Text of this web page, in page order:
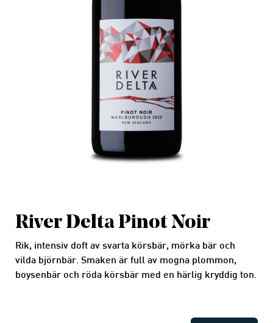
River Delta Pinot Noir
Rik, intensiv doft av svarta körsbär, mörka bär och
vilda björnbär. Smaken är full av mogna plommon,
boysenbär och röda körsbär med en härlig kryddig ton.